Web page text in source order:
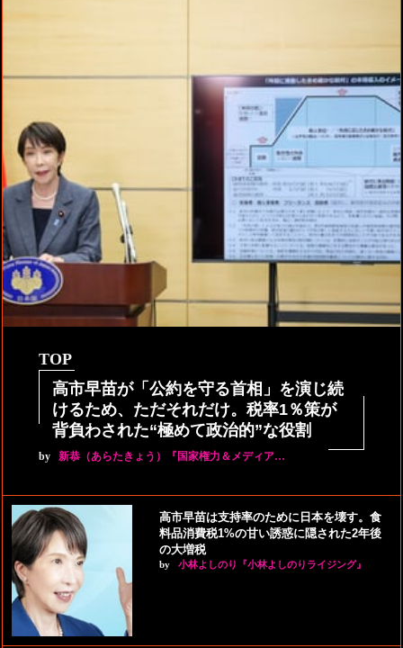
TOP
高市早苗が「公約を守る首相」を演じ続
けるため、ただそれだけ。税率1％策が
背負わされた“極めて政治的”な役割
by 新恭（あらたきょう）『国家権力＆メディア…
高市早苗は支持率のために日本を壊す。食
料品消費税1%の甘い誘惑に隠された2年後
の大増税
by 小林よしのり『小林よしのりライジング』